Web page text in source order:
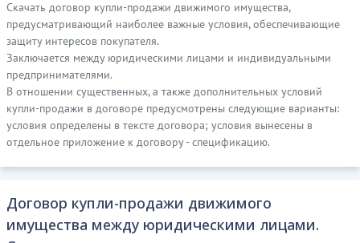
Скачать договор купли-продажи движимого имущества,
предусматривающий наиболее важные условия, обеспечивающие
защиту интересов покупателя.
Заключается между юридическими лицами и индивидуальными
предпринимателями.
В отношении существенных, а также дополнительных условий
купли-продажи в договоре предусмотрены следующие варианты:
условия определены в тексте договора; условия вынесены в
отдельное приложение к договору - спецификацию.
Договор купли-продажи движимого
имущества между юридическими лицами.